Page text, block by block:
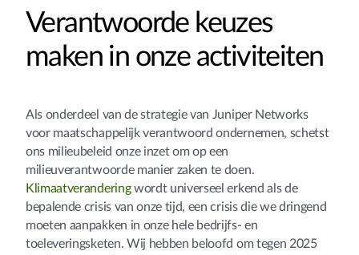
Verantwoorde keuzes
maken in onze activiteiten
Als onderdeel van de strategie van Juniper Networks
voor maatschappelijk verantwoord ondernemen, schetst
ons milieubeleid onze inzet om op een
milieuverantwoorde manier zaken te doen.
Klimaatveranderingwordt universeel erkend als de
bepalende crisis van onze tijd, een crisis die we dringend
moeten aanpakken in onze hele bedrijfs- en
toeleveringsketen. Wij hebben beloofd om tegen 2025